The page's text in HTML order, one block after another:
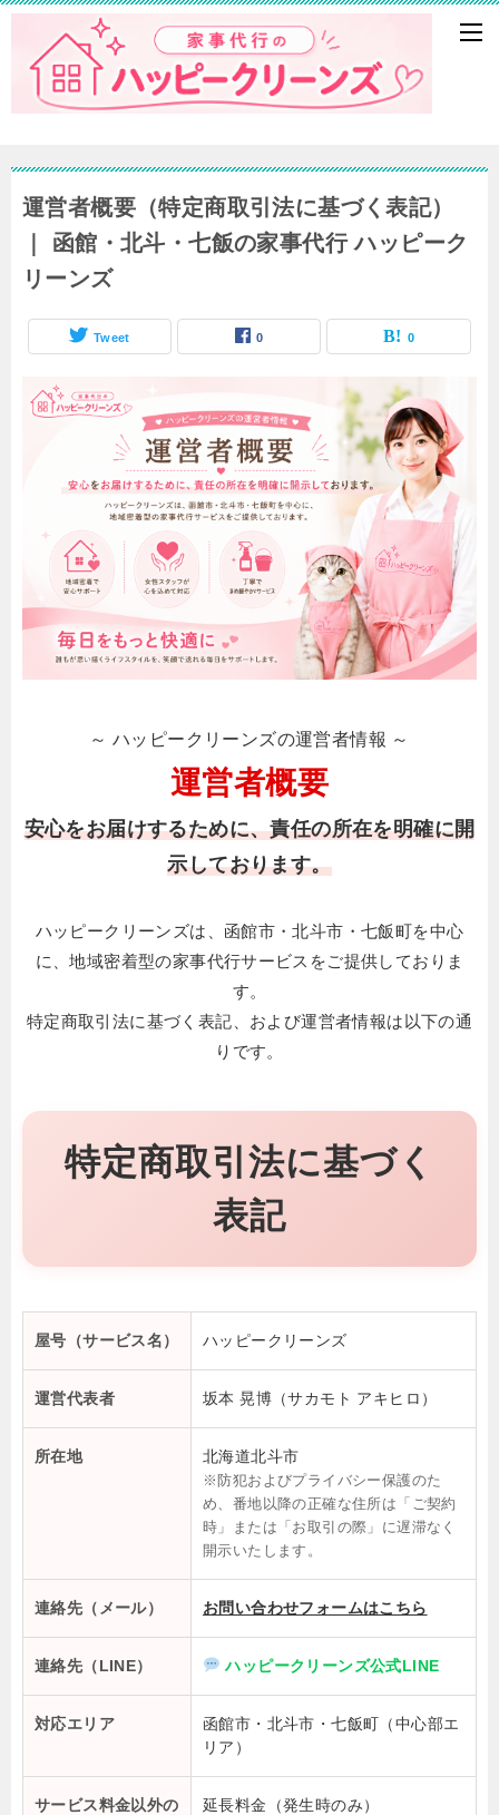
運営者概要（特定商取引法に基づく表記）
｜ 函館・北斗・七飯の家事代行 ハッピーク
リーンズ
Tweet 0 0
～ ハッピークリーンズの運営者情報 ～
運営者概要
安心をお届けするために、責任の所在を明確に開
示しております。
ハッピークリーンズは、函館市・北斗市・七飯町を中心
に、地域密着型の家事代行サービスをご提供しておりま
す。
特定商取引法に基づく表記、および運営者情報は以下の通
りです。
特定商取引法に基づく
表記
屋号（サービス名） ハッピークリーンズ
運営代表者 坂本 晃博（サカモト アキヒロ）
所在地 北海道北斗市
※防犯およびプライバシー保護のた
め、番地以降の正確な住所は「ご契約
時」または「お取引の際」に遅滞なく
開示いたします。
連絡先（メール） お問い合わせフォームはこちら
連絡先（LINE） ハッピークリーンズ公式LINE
対応エリア
函館市・北斗市・七飯町（中心部エ
リア）
サービス料金以外の
延長料金（発生時のみ）